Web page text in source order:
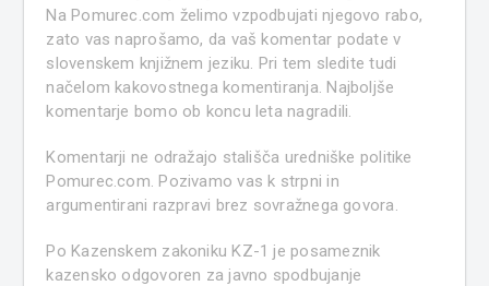
Na Pomurec.com želimo vzpodbujati njegovo rabo,
zato vas naprošamo, da vaš komentar podate v
slovenskem knjižnem jeziku. Pri tem sledite tudi
načelom kakovostnega komentiranja. Najboljše
komentarje bomo ob koncu leta nagradili.
Komentarji ne odražajo stališča uredniške politike
Pomurec.com. Pozivamo vas k strpni in
argumentirani razpravi brez sovražnega govora.
Po Kazenskem zakoniku KZ-1 je posameznik
kazensko odgovoren za javno spodbujanje